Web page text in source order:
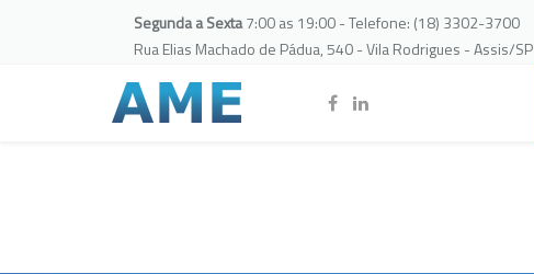
Segunda a Sexta7:00 as 19:00 - Telefone: (18) 3302-3700
Rua Elias Machado de Pádua, 540 - Vila Rodrigues - Assis/SP